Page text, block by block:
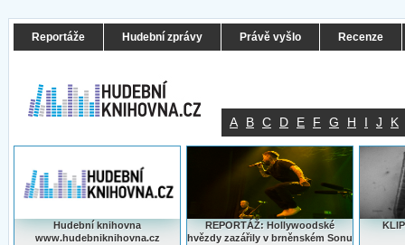
Reportáže Hudební zprávy Právě vyšlo Recenze
A B C D E F G H I J K
Hudební knihovna
www.hudebniknihovna.cz
REPORTÁŽ: Hollywoodské
hvězdy zazářily v brněnském Sonu